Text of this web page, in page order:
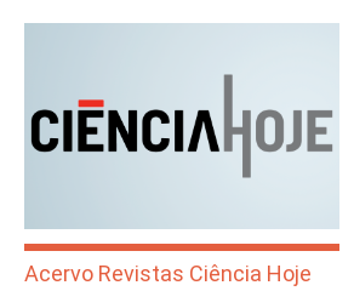
Acervo Revistas Ciência Hoje